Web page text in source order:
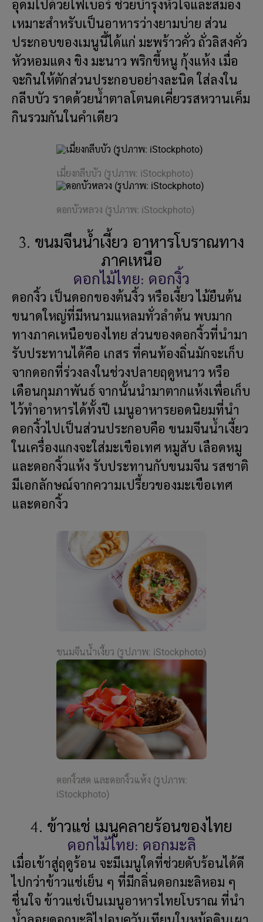
อุดมไปด้วยไฟเบอร์ ช่วยบำรุงหัวใจและสมอง
เหมาะสำหรับเป็นอาหารว่างยามบ่าย ส่วน
ประกอบของเมนูนี้ได้แก่ มะพร้าวคั่ว ถั่วลิสงคั่ว
หัวหอมแดง ขิง มะนาว พริกขี้หนู กุ้งแห้ง เมื่อ
จะกินให้ตักส่วนประกอบอย่างละนิด ใส่ลงใน
กลีบบัว ราดด้วยน้ำตาลโตนดเคี่ยวรสหวานเค็ม
กินรวมกันในคำเดียว
เมี่ยงกลีบบัว (รูปภาพ: iStockphoto)
ดอกบัวหลวง (รูปภาพ: iStockphoto)
3. ขนมจีนน้ำเงี้ยว อาหารโบราณทาง
ภาคเหนือ
ดอกไม้ไทย: ดอกงิ้ว
ดอกงิ้ว เป็นดอกของต้นงิ้ว หรือเงี้ยว ไม้ยืนต้น
ขนาดใหญ่ที่มีหนามแหลมทั่วลำต้น พบมาก
ทางภาคเหนือของไทย ส่วนของดอกงิ้วที่นำมา
รับประทานได้คือ เกสร ที่คนท้องถิ่นมักจะเก็บ
จากดอกที่ร่วงลงในช่วงปลายฤดูหนาว หรือ
เดือนกุมภาพันธ์ จากนั้นนำมาตากแห้งเพื่อเก็บ
ไว้ทำอาหารได้ทั้งปี เมนูอาหารยอดนิยมที่นำ
ดอกงิ้วไปเป็นส่วนประกอบคือ ขนมจีนน้ำเงี้ยว
ในเครื่องแกงจะใส่มะเขือเทศ หมูสับ เลือดหมู
และดอกงิ้วแห้ง รับประทานกับขนมจีน รสชาติ
มีเอกลักษณ์จากความเปรี้ยวของมะเขือเทศ
และดอกงิ้ว
ขนมจีนน้ำเงี้ยว (รูปภาพ: iStockphoto)
ดอกงิ้วสด และดอกงิ้วแห้ง (รูปภาพ:
iStockphoto)
4. ข้าวแช่ เมนูคลายร้อนของไทย
ดอกไม้ไทย: ดอกมะลิ
เมื่อเข้าสู่ฤดูร้อน จะมีเมนูใดที่ช่วยดับร้อนได้ดี
ไปกว่าข้าวแช่เย็น ๆ ที่มีกลิ่นดอกมะลิหอม ๆ
ชื่นใจ ข้าวแช่เป็นเมนูอาหารไทยโบราณ ที่นำ